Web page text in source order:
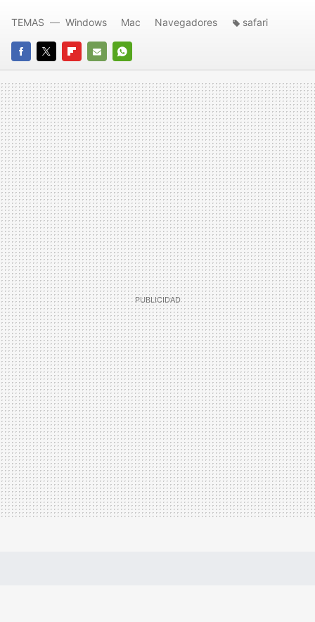
FACEBOOK
TWITTERFLIPBOARD
E-
MAIL
WHATSAPP
TEMAS Windows Mac Navegadores safari